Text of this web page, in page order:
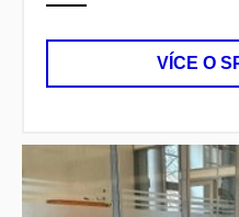
VÍCE O